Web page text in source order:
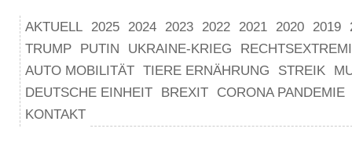
AKTUELL 2025 2024 2023 2022 2021 2020 2019
TRUMP
PUTIN UKRAINE-KRIEG
AUTO MOBILITÄT TIERE ERNÄHRUNG STREIK
DEUTSCHE EINHEIT
BREXIT
CORONA PANDEMIE
KONTAKT